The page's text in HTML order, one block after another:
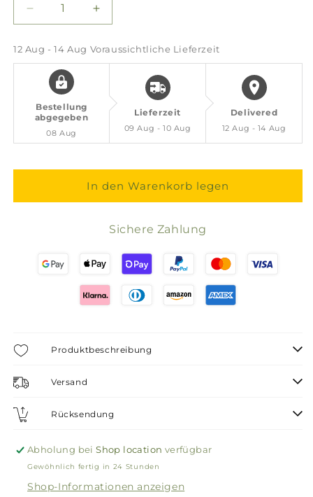
Verringere
die
Menge
für
Rosé
Balsam
Cream
Erhöhe
die
Menge
Cream
12 Aug - 14 Aug Voraussichtliche Lieferzeit
Bestellung
abgegeben
08 Aug
Lieferzeit
09 Aug - 10 Aug
Delivered
12 Aug - 14 Aug
In den Warenkorb legen
Sichere Zahlung
Produktbeschreibung
Versand
Rücksendung
Abholung beiShop location verfügbar
Gewöhnlich fertig in 24 Stunden
Shop-Informationen anzeigen